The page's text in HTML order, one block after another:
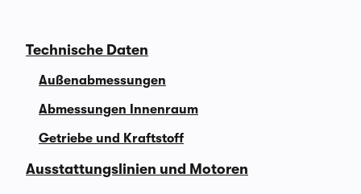
Technische Daten
Außenabmessungen
Abmessungen Innenraum
Getriebe und Kraftstoff
Ausstattungslinien und Motoren